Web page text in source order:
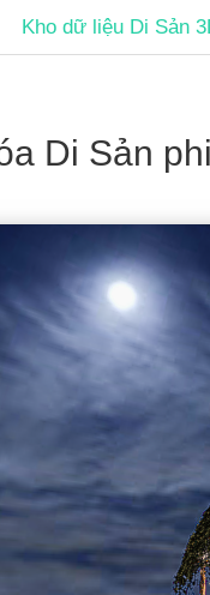
Kho dữ liệu Di Sản
Di Sản